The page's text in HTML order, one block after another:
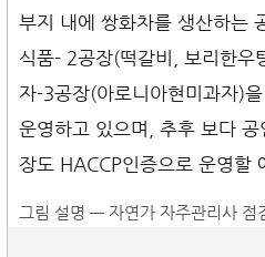
부지 내에 쌍화차를 생산하는
식품- 2공장(떡갈비, 보리한우
자-3공장(아로니아현미과자)
운영하고 있으며, 추후 보다
장도 HACCP인증으로 운영할
그림 설명 — 자연가 자주관리사 점